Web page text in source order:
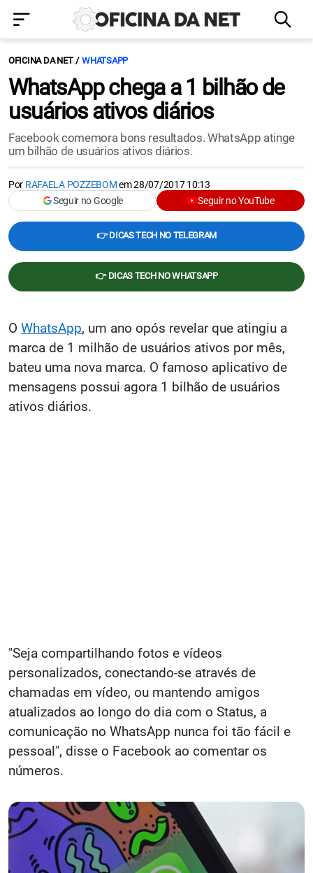
OFICINA DA NET WHATSAPP
WhatsApp chega a 1 bilhão de
usuários ativos diários
Facebook comemora bons resultados. WhatsApp atinge
um bilhão de usuários ativos diários.
Por RAFAELA POZZEBOMem28/07/2017 10:13
Seguir no Google
Seguir no YouTube
👉 DICAS TECH NO TELEGRAM
👉 DICAS TECH NO WHATSAPP
O WhatsApp, um ano opós revelar que atingiu a
marca de 1 milhão de usuários ativos por mês,
bateu uma nova marca. O famoso aplicativo de
mensagens possui agora 1 bilhão de usuários
ativos diários.
"Seja compartilhando fotos e vídeos
personalizados, conectando-se através de
chamadas em vídeo, ou mantendo amigos
atualizados ao longo do dia com o Status, a
comunicação no WhatsApp nunca foi tão fácil e
pessoal", disse o Facebook ao comentar os
números.